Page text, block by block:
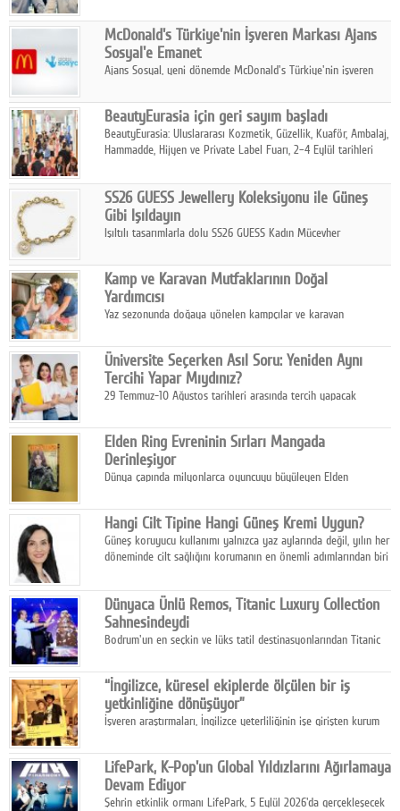
stratejisini uluslararası ölçeğe taşıyan satın alma hamlesini
tamamladı.
McDonald's Türkiye'nin İşveren Markası Ajans
Sosyal'e Emanet
Ajans Sosyal, yeni dönemde McDonald's Türkiye'nin işveren
BeautyEurasia için geri sayım başladı
BeautyEurasia: Uluslararası Kozmetik, Güzellik, Kuaför, Ambalaj,
Hammadde, Hijyen ve Private Label Fuarı, 2–4 Eylül tarihleri
SS26 GUESS Jewellery Koleksiyonu ile Güneş
Gibi Işıldayın
Işıltılı tasarımlarla dolu SS26 GUESS Kadın Mücevher
dokunuşunu taşıyor.
Kamp ve Karavan Mutfaklarının Doğal
Yardımcısı
Yaz sezonunda doğaya yönelen kampçılar ve karavan
temizlik sağlayan, çevreye duyarlı bitkisel içerikli ürünleri tercih
ediyor.
Üniversite Seçerken Asıl Soru: Yeniden Aynı
Tercihi Yapar Mıydınız?
29 Temmuz-10 Ağustos tarihleri arasında tercih yapacak
Elden Ring Evreninin Sırları Mangada
Derinleşiyor
Dünya çapında milyonlarca oyuncuyu büyüleyen Elden
aksiyonu ve karanlık fantastik atmosferi bir araya getirmeyi
sürdürüyor.
Hangi Cilt Tipine Hangi Güneş Kremi Uygun?
Güneş koruyucu kullanımı yalnızca yaz aylarında değil, yılın her
döneminde cilt sağlığını korumanın en önemli adımlarından biri
Dünyaca Ünlü Remos, Titanic Luxury Collection
Sahnesindeydi
Bodrum'un en seçkin ve lüks tatil destinasyonlarından Titanic
yaz etkinlikleri kapsamında uluslararası yıldızları ağırlamaya
devam ediyor
“İngilizce, küresel ekiplerde ölçülen bir iş
yetkinliğine dönüşüyor”
İşveren araştırmaları, İngilizce yeterliliğinin işe girişten kurum
gösteriyor.
LifePark, K-Pop'un Global Yıldızlarını Ağırlamaya
Devam Ediyor
Şehrin etkinlik ormanı LifePark, 5 Eylül 2026'da gerçekleşecek